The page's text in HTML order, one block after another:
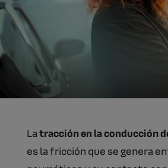
Latracción en la conducción
es la fricción que se genera